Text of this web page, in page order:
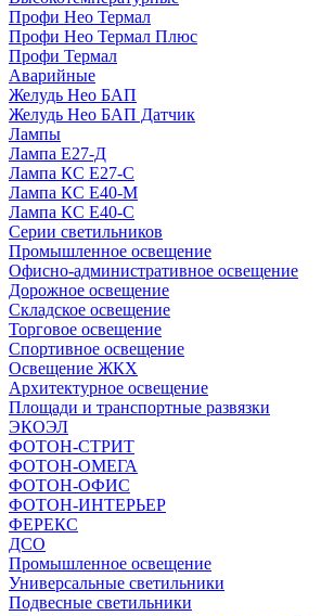
Профи Нео Термал
Профи Нео Термал Плюс
Профи Термал
Аварийные
Желудь Нео БАП
Желудь Нео БАП Датчик
Лампы
Лампа Е27-Д
Лампа КС Е27-С
Лампа КС Е40-М
Лампа КС Е40-С
Серии светильников
Промышленное освещение
Офисно-административное освещение
Дорожное освещение
Складское освещение
Торговое освещение
Спортивное освещение
Освещение ЖКХ
Архитектурное освещение
Площади и транспортные развязки
ЭКОЭЛ
ФОТОН-СТРИТ
ФОТОН-ОМЕГА
ФОТОН-ОФИС
ФОТОН-ИНТЕРЬЕР
ФЕРЕКС
ДСО
Промышленное освещение
Универсальные светильники
Подвесные светильники